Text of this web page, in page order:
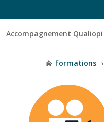
Accompagnement Qualiopi
formations ›